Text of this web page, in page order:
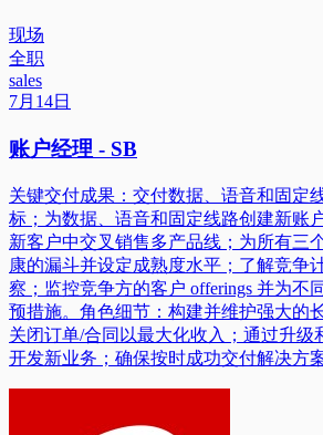
现场
全职
sales
7月14日
账户经理 - SB
关键交付成果：交付数据、语音和固定
标；为数据、语音和固定线路创建新账
新客户中交叉销售多产品线；为所有三
康的漏斗并设定成熟度水平；了解竞争
察；监控竞争方的客户 offerings 并为不
预措施。角色细节：构建并维护强大的
关闭订单/合同以最大化收入；通过升级
开发新业务；确保按时成功交付解决方